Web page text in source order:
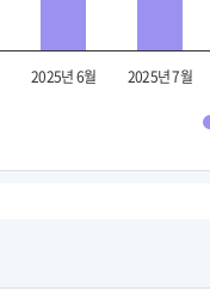
2025년 6월 2025년 7월